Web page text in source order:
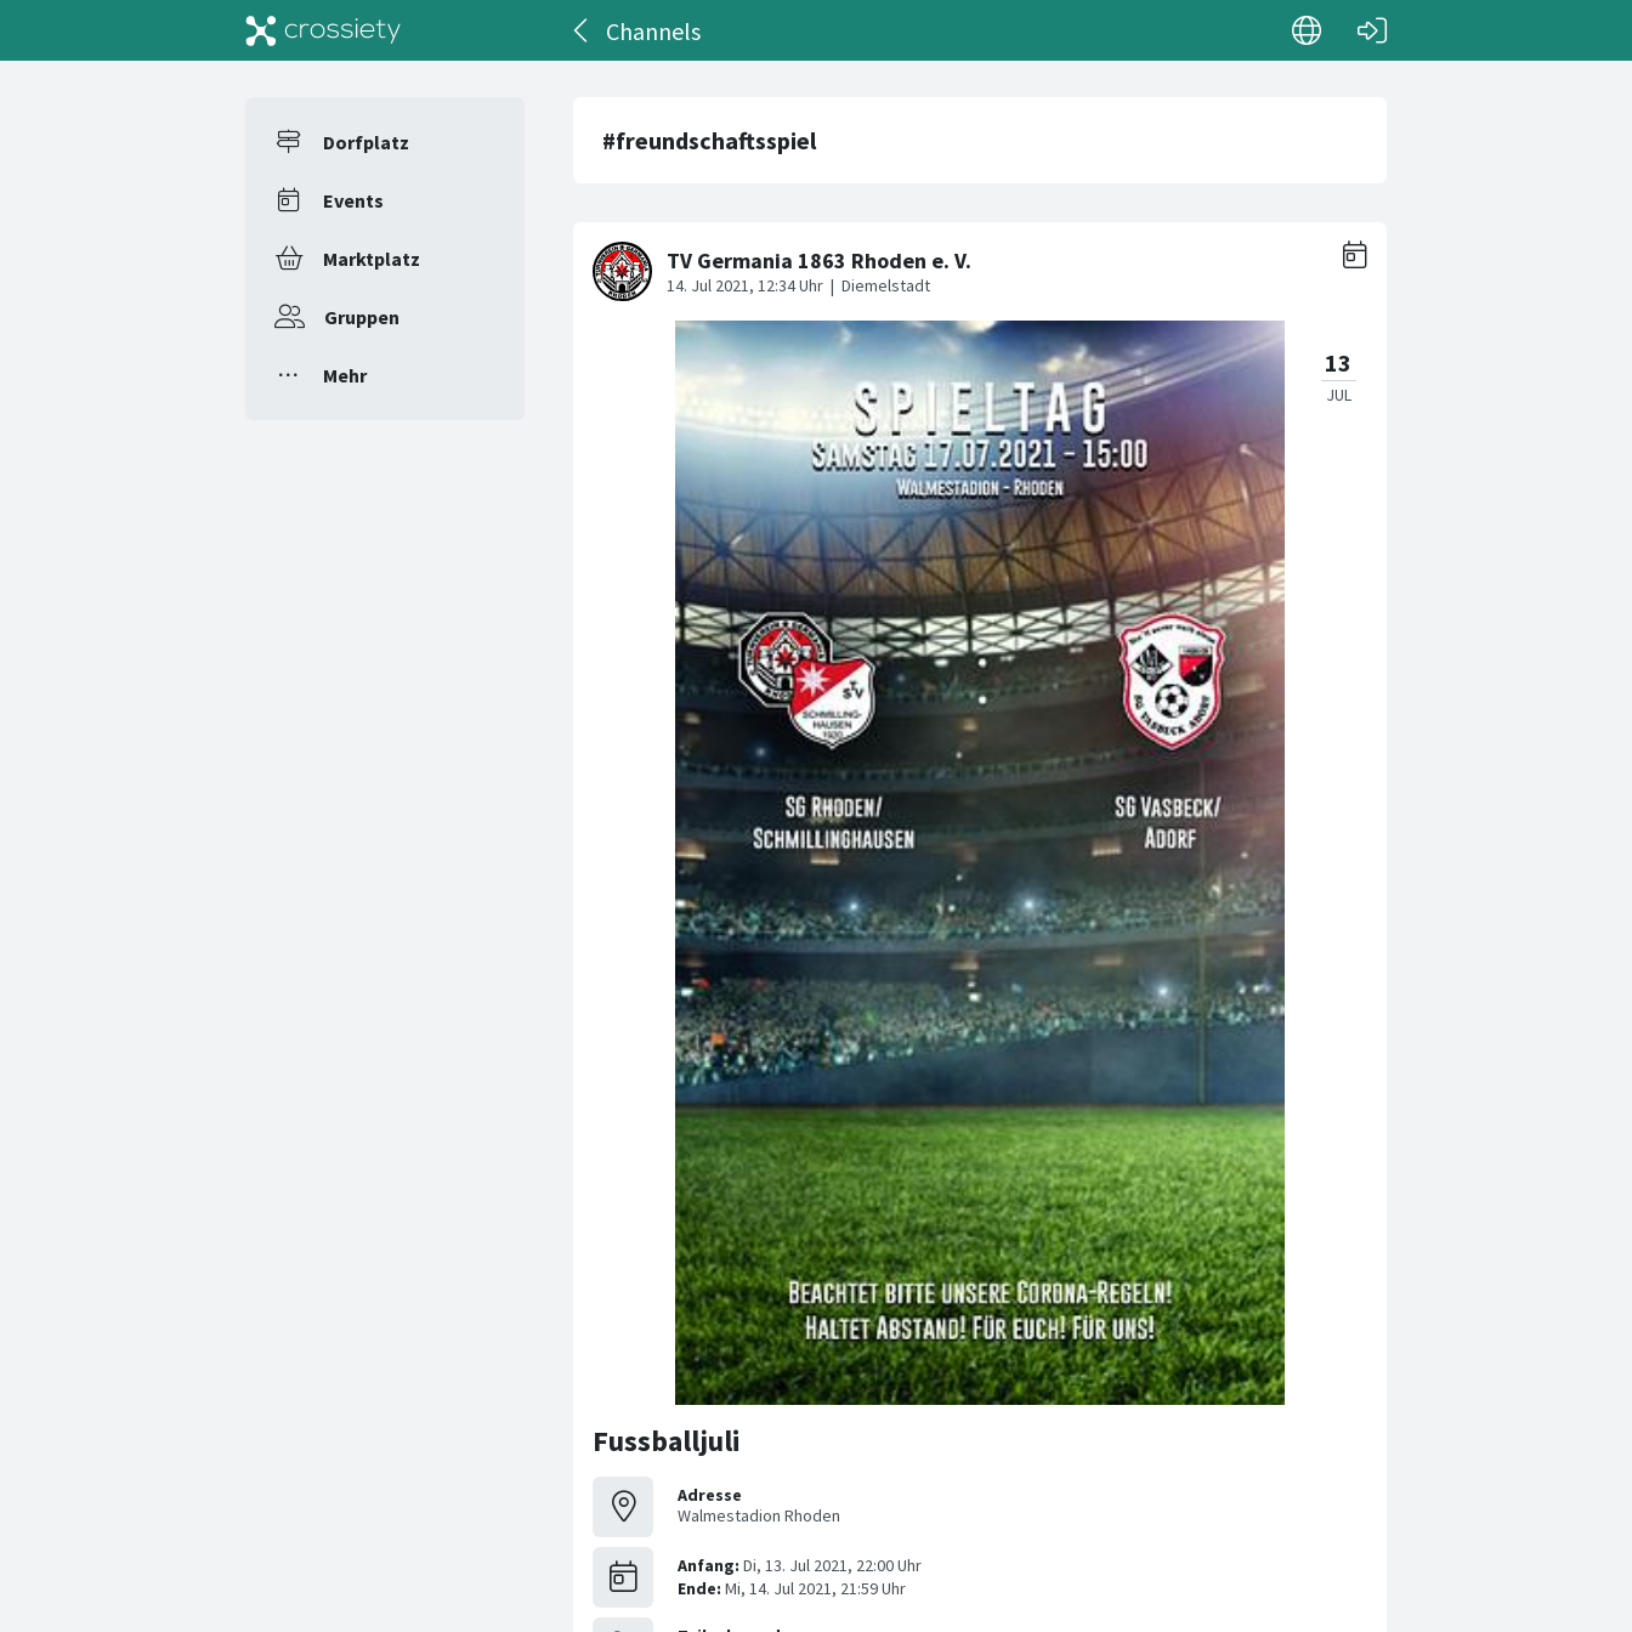
Channels
Dorfplatz
Events
Marktplatz
Gruppen
Mehr
#freundschaftsspiel
Fussballjuli
Adresse
Walmestadion Rhoden